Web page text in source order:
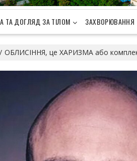
ТА ДОГЛЯД ЗА ТІЛОМ ЗАХВОРЮВАННЯ
ОБЛИСІННЯ, це ХАРИЗМА або